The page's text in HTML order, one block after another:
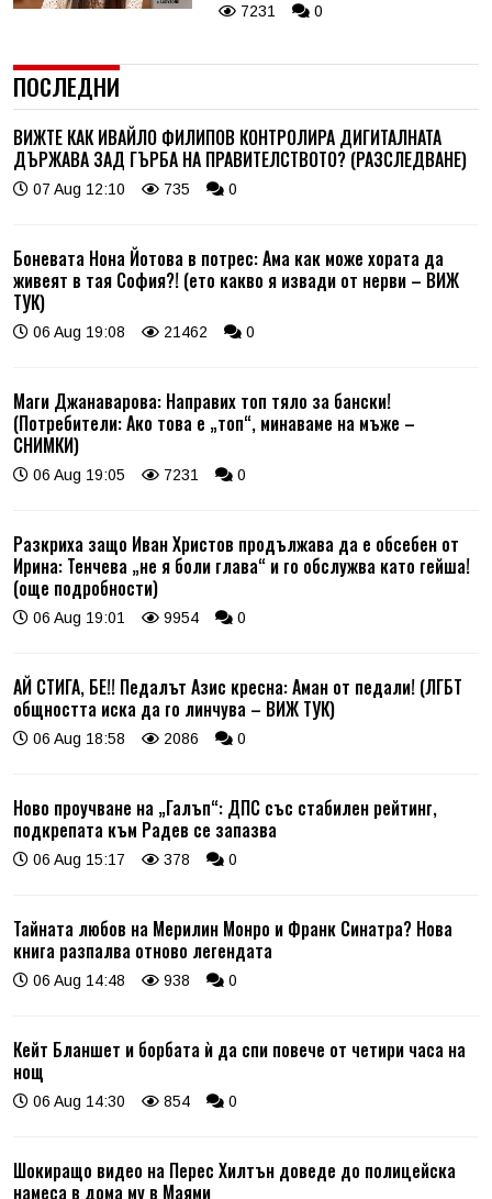
7231 0
ПОСЛЕДНИ
ВИЖТЕ КАК ИВАЙЛО ФИЛИПОВ КОНТРОЛИРА ДИГИТАЛНАТА
ДЪРЖАВА ЗАД ГЪРБА НА ПРАВИТЕЛСТВОТО? (РАЗСЛЕДВАНЕ)
07 Aug 12:10 735 0
Боневата Нона Йотова в потрес: Ама как може хората да
живеят в тая София?! (ето какво я извади от нерви – ВИЖ
ТУК)
06 Aug 19:08 21462 0
Маги Джанаварова: Направих топ тяло за бански!
(Потребители: Ако това е „топ“, минаваме на мъже –
СНИМКИ)
06 Aug 19:05 7231 0
Разкриха защо Иван Христов продължава да е обсебен от
Ирина: Тенчева „не я боли глава“ и го обслужва като гейша!
(още подробности)
06 Aug 19:01 9954 0
АЙ СТИГА, БЕ!! Педалът Азис кресна: Аман от педали! (ЛГБТ
общността иска да го линчува – ВИЖ ТУК)
06 Aug 18:58 2086 0
Ново проучване на „Галъп“: ДПС със стабилен рейтинг,
подкрепата към Радев се запазва
06 Aug 15:17 378 0
Тайната любов на Мерилин Монро и Франк Синатра? Нова
книга разпалва отново легендата
06 Aug 14:48 938 0
Кейт Бланшет и борбата ѝ да спи повече от четири часа на
нощ
06 Aug 14:30 854 0
Шокиращо видео на Перес Хилтън доведе до полицейска
намеса в дома му в Маями